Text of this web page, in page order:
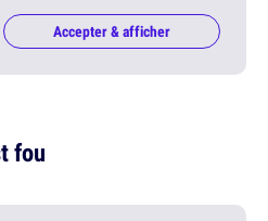
Accepter & afficher
fou